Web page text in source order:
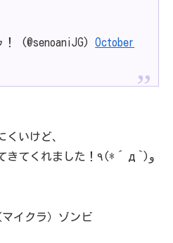
(@senoaniJG)October
くいけど、
ゾンビがジャガイモ持ってきてくれました！٩(*´д`)و